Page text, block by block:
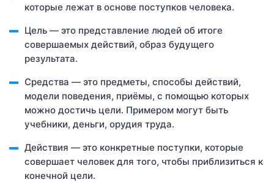
которые лежат в основе поступков человека.
Цель — это представление людей об итоге
совершаемых действий, образ будущего
результата.
Средства — это предметы, способы действий,
модели поведения, приёмы, с помощью которых
можно достичь цели. Примером могут быть
учебники, деньги, орудия труда.
Действия — это конкретные поступки, которые
совершает человек для того, чтобы приблизиться к
конечной цели.